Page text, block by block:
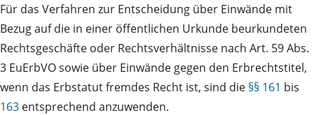
Für das Verfahren zur Entscheidung über Einwände mit
Bezug auf die in einer öffentlichen Urkunde beurkundeten
Rechtsgeschäfte oder Rechtsverhältnisse nach Art. 59 Abs.
3 EuErbVO sowie über Einwände gegen den Erbrechtstitel,
wenn das Erbstatut fremdes Recht ist, sind die §§ 161 bis
163 entsprechend anzuwenden.